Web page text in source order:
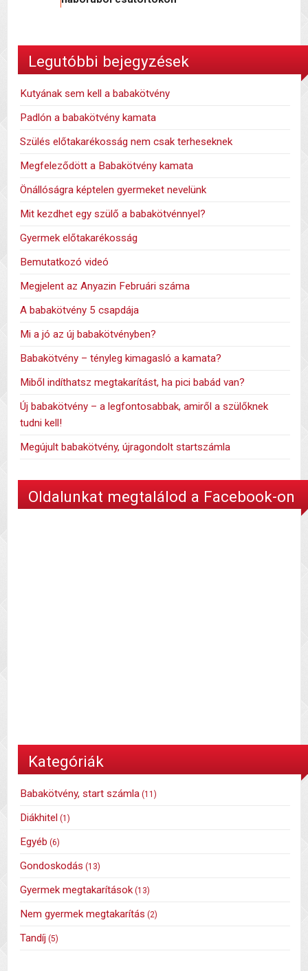
Legutóbbi bejegyzések
Kutyának sem kell a babakötvény
Padlón a babakötvény kamata
Szülés előtakarékosság nem csak terheseknek
Megfeleződött a Babakötvény kamata
Önállóságra képtelen gyermeket nevelünk
Mit kezdhet egy szülő a babakötvénnyel?
Gyermek előtakarékosság
Bemutatkozó videó
Megjelent az Anyazin Februári száma
A babakötvény 5 csapdája
Mi a jó az új babakötvényben?
Babakötvény – tényleg kimagasló a kamata?
Miből indíthatsz megtakarítást, ha pici babád van?
Új babakötvény – a legfontosabbak, amiről a szülőknek
tudni kell!
Megújult babakötvény, újragondolt startszámla
Oldalunkat megtalálod a Facebook-on
Kategóriák
Babakötvény, start számla (11)
Diákhitel (1)
Egyéb (6)
Gondoskodás (13)
Gyermek megtakarítások (13)
Nem gyermek megtakarítás (2)
Tandíj (5)